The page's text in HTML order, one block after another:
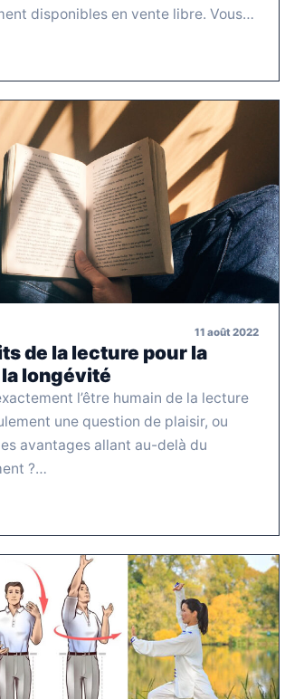
disponibles en vente libre. Vous…
11 août 2022
de la lecture pour la
longévité
l’être humain de la lecture
une question de plaisir, ou
avantages allant au-delà du
?…